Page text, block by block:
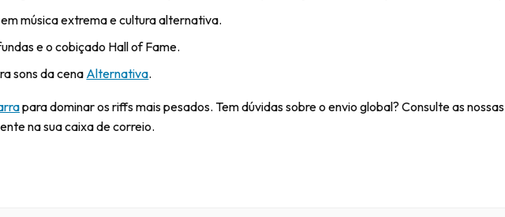
música extrema e cultura alternativa.
e o cobiçado Hall of Fame.
sons da cena Alternativa.
para dominar os riffs mais pesados. Tem dúvidas sobre o envio global? Consulte as nossas
na sua caixa de correio.